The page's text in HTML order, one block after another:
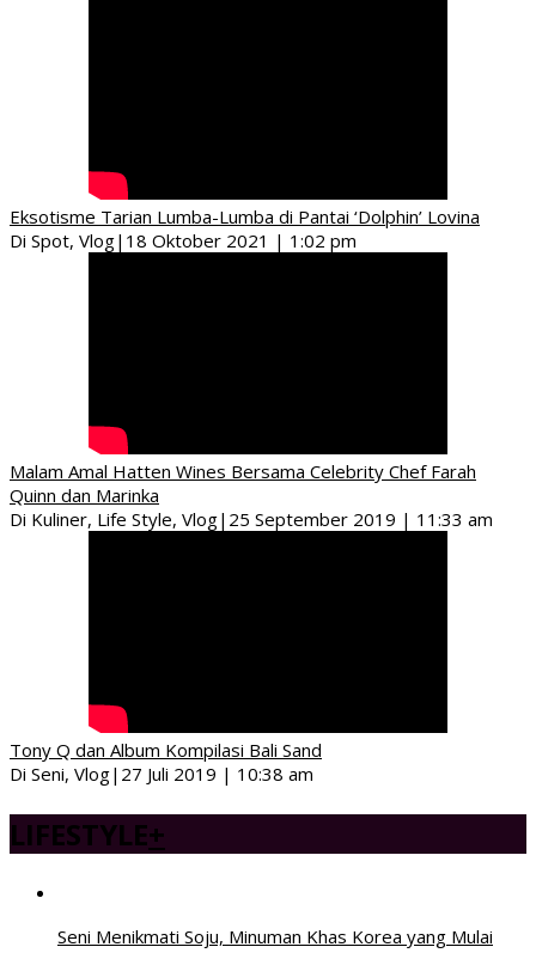
Eksotisme Tarian Lumba-Lumba di Pantai ‘Dolphin’ Lovina
Di Spot, Vlog| 18 Oktober 2021 | 1:02 pm
Malam Amal Hatten Wines Bersama Celebrity Chef Farah
Quinn dan Marinka
Di Kuliner, Life Style, Vlog| 25 September 2019 | 11:33 am
Tony Q dan Album Kompilasi Bali Sand
Di Seni, Vlog| 27 Juli 2019 | 10:38 am
LIFESTYLE+
Seni Menikmati Soju, Minuman Khas Korea yang Mulai